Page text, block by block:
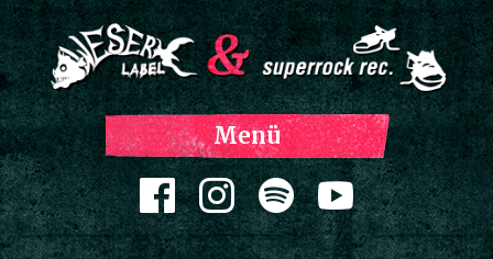
Menü
Zum Inhalt springen